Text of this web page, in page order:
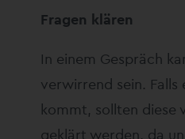
Fragen klären
In einem Gespräch
verwirrend sein. Falls
kommt, sollten diese
geklärt werden, da